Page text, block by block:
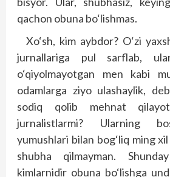
qachon obuna bo‘lishmas.
Xo‘sh, kim aybdor? O‘zi
jurnallariga pul sarflab,
o‘qiyolmayotgan men kabi
odamlarga ziyo ulashaylik,
sodiq qolib mehnat
jurnalistlarmi? Ularning
yumushlari bilan bog‘liq ming
shubha qilmayman.
kimlarnidir obuna bo‘lishga